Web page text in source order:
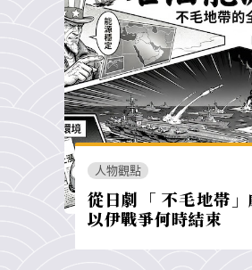
人物觀點
從日劇「 不毛地帯
以伊戰爭何時結束